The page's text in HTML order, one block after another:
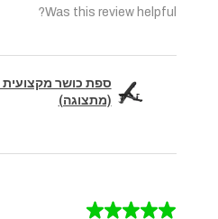
Was this review helpful?
(מתצוגה)
★
★
★
★
★